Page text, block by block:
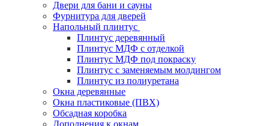
Двери для бани и сауны
Фурнитура для дверей
Напольный плинтус
Плинтус деревянный
Плинтус МДФ с отделкой
Плинтус МДФ под покраску
Плинтус с заменяемым молдингом
Плинтус из полиуретана
Окна деревянные
Окна пластиковые (ПВХ)
Обсадная коробка
Дополнения к окнам